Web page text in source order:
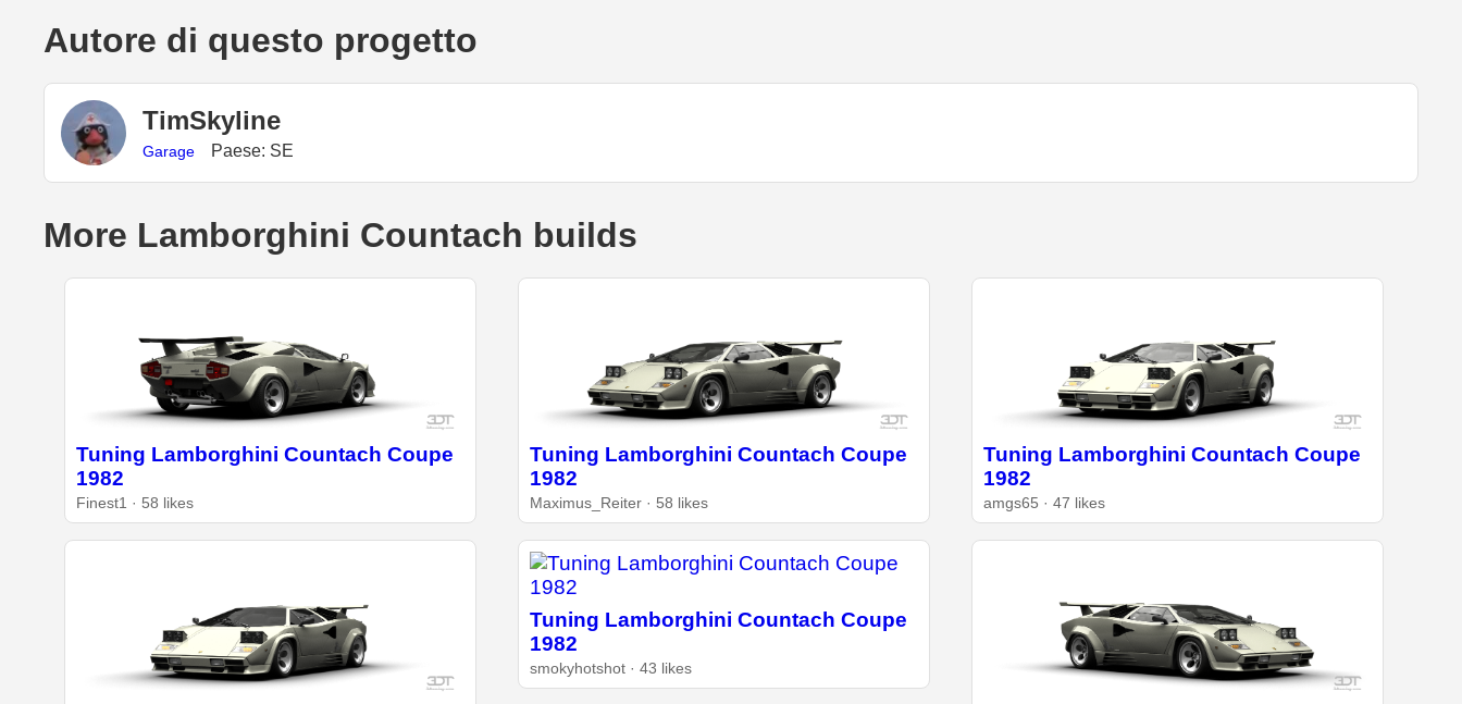
Autore di questo progetto
TimSkyline
Garage Paese: SE
More Lamborghini Countach builds
Tuning Lamborghini Countach Coupe
1982
Finest1 · 58 likes
Tuning Lamborghini Countach Coupe
1982
Maximus_Reiter · 58 likes
Tuning Lamborghini Countach Coupe
1982
amgs65 · 47 likes
Tuning Lamborghini Countach Coupe
1982
smokyhotshot · 43 likes